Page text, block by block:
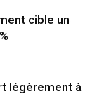
cible un
légèrement à